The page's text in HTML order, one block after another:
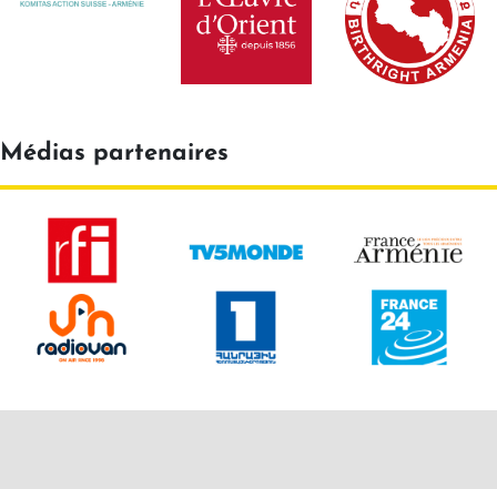
Médias partenaires